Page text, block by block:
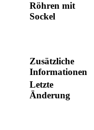
Röhren mit
Sockel
Zusätzliche
Informationen
Letzte
Änderung